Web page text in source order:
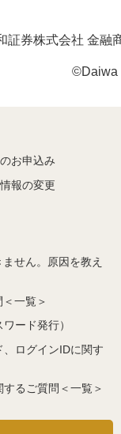
証券株式会社 金融
©Daiwa
お申込み
報の変更
せん。原因を教え
一覧＞
ード発行）
ログインIDに関す
るご質問＜一覧＞